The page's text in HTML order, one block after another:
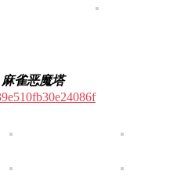
麻雀恶魔塔